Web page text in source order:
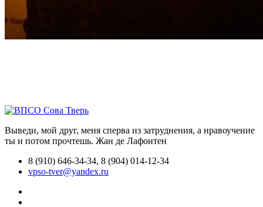
Выведи, мой друг, меня сперва из затруднения, а нравоучение
ты и потом прочтешь. Жан де Лафонтен
8 (910) 646-34-34, 8 (904) 014-12-34
vpso-tver@yandex.ru